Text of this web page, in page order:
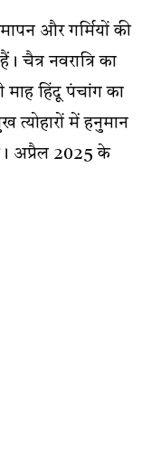
और गर्मियों की
नवरात्रि का
माह हिंदू पंचांग का
त्योहारों में हनुमान
अप्रैल 2025 के